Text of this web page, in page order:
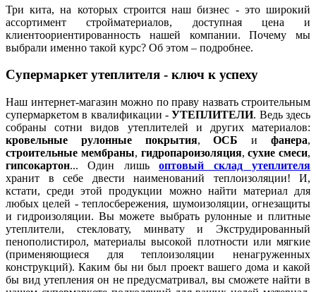
Три кита, на которых строится наш бизнес - это широкий
ассортимент стройматериалов, доступная цена и
клиентоориентированность нашей компании. Почему мы
выбрали именно такой курс? Об этом – подробнее.
Супермаркет утеплителя - ключ к успеху
Наш интернет-магазин можно по праву назвать строительным
супермаркетом в квалификации -УТЕПЛИТЕЛИ. Ведь здесь
собраны сотни видов утеплителей и других материалов:
кровельные рулонные покрытия,ОСБ ифанера,
строительные мембраны, гидропароизоляция,сухие смеси,
гипсокартон... Один лишьоптовый склад утеплителя
хранит в себе двести наименований теплоизоляции! И,
кстати, среди этой продукции можно найти материал для
любых целей - теплосбережения, шумоизоляции, огнезащиты
и гидроизоляции. Вы можете выбрать рулонные и плитные
утеплители, стекловату, минвату и Экструдированный
пенополистирол, материалы высокой плотности или мягкие
(применяющиеся для теплоизоляции ненагруженных
конструкций). Каким бы ни был проект вашего дома и какой
бы вид утепления он не предусматривал, вы сможете найти в